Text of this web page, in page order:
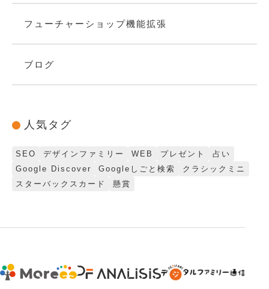
フューチャーショップ機能拡張
ブログ
人気タグ
SEO デザインファミリー WEB プレゼント
占い
Google Discover
Googleしごと検索
クラシックミニ
スターバックスカード
懸賞